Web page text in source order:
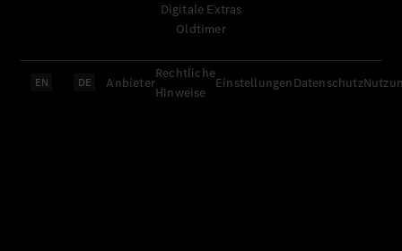
Digitale Extras
Oldtimer
EN DE Anbieter
Rechtliche
Hinweise
EinstellungenDatenschutz